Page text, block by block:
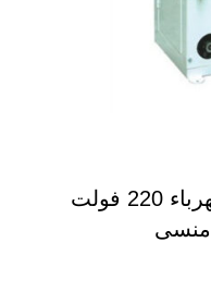
ماكينة تعبئه وتغليف الملح كهرباء 220 فولت